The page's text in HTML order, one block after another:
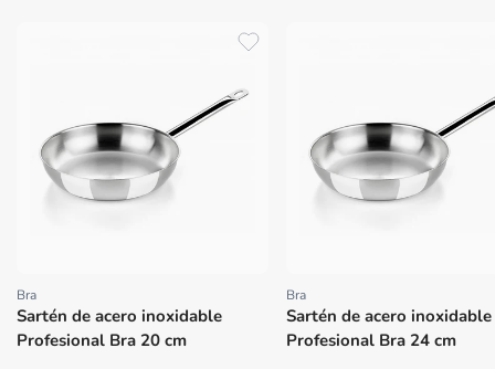
Proveedor:
Bra
Sartén de acero inoxidable
Profesional Bra 20 cm
Proveedor:
Bra
Sartén de acero inoxidable
Profesional Bra 24 cm